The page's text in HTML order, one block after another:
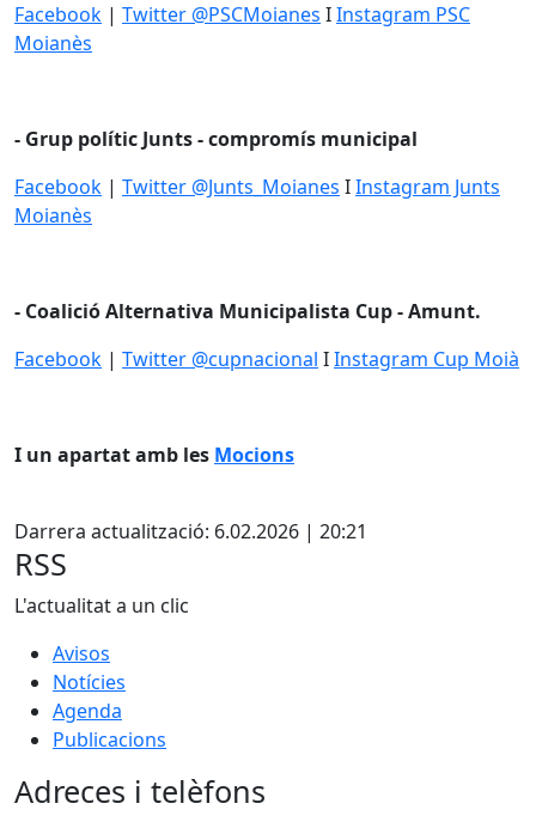
Facebook | Twitter @PSCMoianes IInstagram PSC
Moianès
- Grup polític Junts - compromís municipal
Facebook | Twitter @Junts_Moianes IInstagram Junts
Moianès
- Coalició Alternativa Municipalista Cup - Amunt.
Facebook | Twitter @cupnacional IInstagram Cup Moià
I un apartat amb les Mocions
Darrera actualització: 6.02.2026 | 20:21
RSS
L'actualitat a un clic
Avisos
Notícies
Agenda
Publicacions
Adreces i telèfons